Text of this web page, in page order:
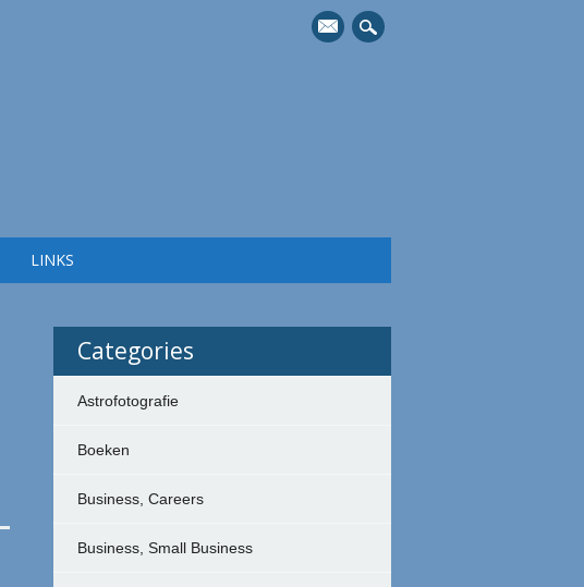
mail
LINKS
Categories
Astrofotografie
Boeken
Business, Careers
Business, Small Business